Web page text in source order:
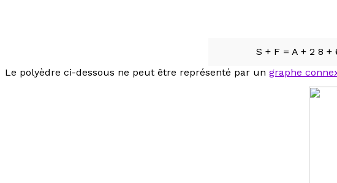
S + F = A + 2 8 +
Le polyèdre ci-dessous ne peut être représenté par un graphe